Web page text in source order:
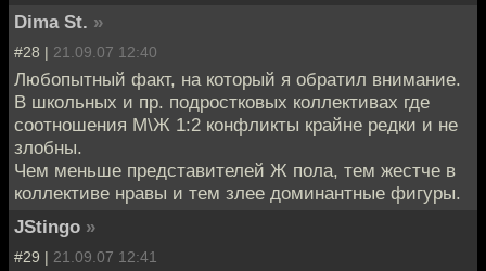
Dima St. »
#28 | 21.09.07 12:40
Любопытный факт, на который я обратил внимание.
В школьных и пр. подростковых коллективах где
соотношения М\Ж 1:2 конфликты крайне редки и не
злобны.
Чем меньше представителей Ж пола, тем жестче в
коллективе нравы и тем злее доминантные фигуры.
JStingo »
#29 | 21.09.07 12:41